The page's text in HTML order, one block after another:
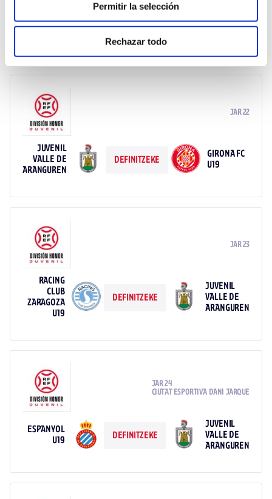
Permitir la selección
Rechazar todo
CF DAMM
DEFINITZEKE
VALLE DE
JAR 22
JUVENIL
VALLE DE
ARANGUREN
DEFINITZEKE
GIRONA FC
U19
JAR 23
RACING
CLUB
ZARAGOZA
U19
DEFINITZEKE
JUVENIL
VALLE DE
ARANGUREN
JAR 24
CIUTAT ESPORTIVA DANI JARQUE
ESPANYOL
U19
DEFINITZEKE
JUVENIL
VALLE DE
ARANGUREN